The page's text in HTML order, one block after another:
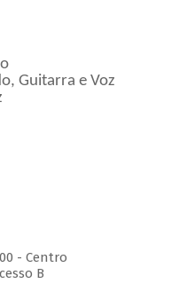
Guitarra e Voz
- Centro
B